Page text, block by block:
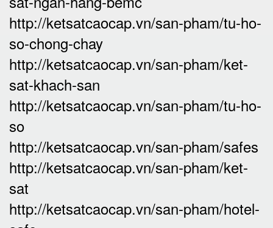
http://ketsatcaocap.vn/san-pham/tu-ho-
so-chong-chay
http://ketsatcaocap.vn/san-pham/ket-
sat-khach-san
http://ketsatcaocap.vn/san-pham/tu-ho-
so
http://ketsatcaocap.vn/san-pham/safes
http://ketsatcaocap.vn/san-pham/ket-
sat
http://ketsatcaocap.vn/san-pham/hotel-